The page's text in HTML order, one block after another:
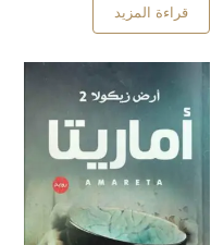
قراءة المزيد